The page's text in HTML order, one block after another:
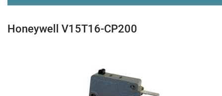
Honeywell V15T16-CP200